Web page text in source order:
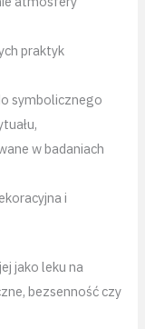
praktyk
symbolicznego
w badaniach
i
jako leku na
bezsenność czy